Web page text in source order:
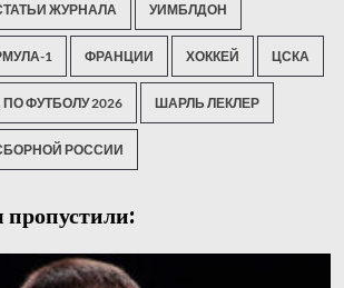
ЖУРНАЛА УИМБЛДОН
1 ФРАНЦИИ ХОККЕЙ ЦСКА
ФУТБОЛУ 2026 ШАРЛЬ ЛЕКЛЕР
РОССИИ